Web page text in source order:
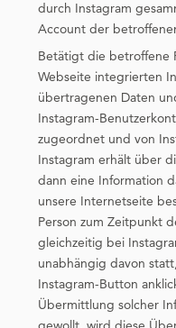
durch Instagram
Account der
Betätigt die betroffene
Webseite integrierten
übertragenen Daten
Instagram-
zugeordnet und von
Instagram erhält über
dann eine Information
unsere Internetseite
Person zum Zeitpunkt
gleichzeitig bei
unabhängig davon
Instagram-Button
Übermittlung solcher